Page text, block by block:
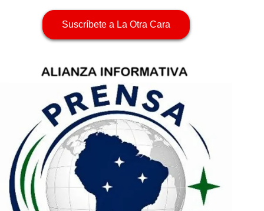
Suscríbete a La Otra Cara